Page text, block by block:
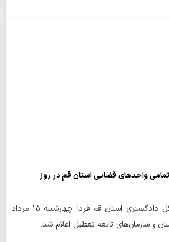
واحدهای قضایی استان قم در روز
حوزه/ با موافقت رئیس کل دادگستری استان قم فردا چهارشنبه ۱۵ مرداد
و سازمان‌های تابعه تعطیل اعلام شد.